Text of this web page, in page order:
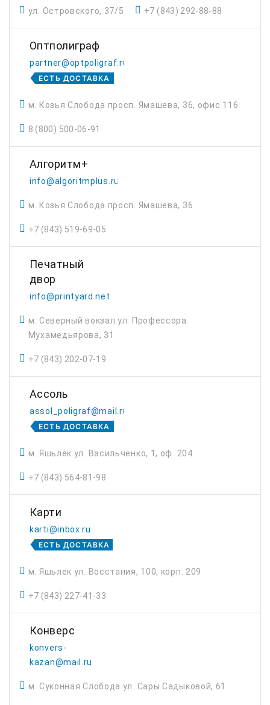
ул. Островского, 37/5 +7 (843) 292-88-88
Оптполиграф
partner@optpoligraf.ru
ЕСТЬ ДОСТАВКА
м. Козья Слобода просп. Ямашева, 36, офис 116
8 (800) 500-06-91
Алгоритм+
info@algoritmplus.ru
м. Козья Слобода просп. Ямашева, 36
+7 (843) 519-69-05
Печатный
двор
info@printyard.net
м. Северный вокзал ул. Профессора
Мухамедьярова, 31
+7 (843) 202-07-19
Ассоль
assol_poligraf@mail.ru
ЕСТЬ ДОСТАВКА
м. Яшьлек ул. Васильченко, 1, оф. 204
+7 (843) 564-81-98
Карти
karti@inbox.ru
ЕСТЬ ДОСТАВКА
м. Яшьлек ул. Восстания, 100, корп. 209
+7 (843) 227-41-33
Конверс
konvers-
kazan@mail.ru
м. Суконная Слобода ул. Сары Садыковой, 61